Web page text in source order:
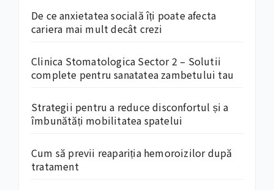
De ce anxietatea socială îți poate afecta
cariera mai mult decât crezi
Clinica Stomatologica Sector 2 – Solutii
complete pentru sanatatea zambetului tau
Strategii pentru a reduce disconfortul și a
îmbunătăți mobilitatea spatelui
Cum să previi reapariția hemoroizilor după
tratament